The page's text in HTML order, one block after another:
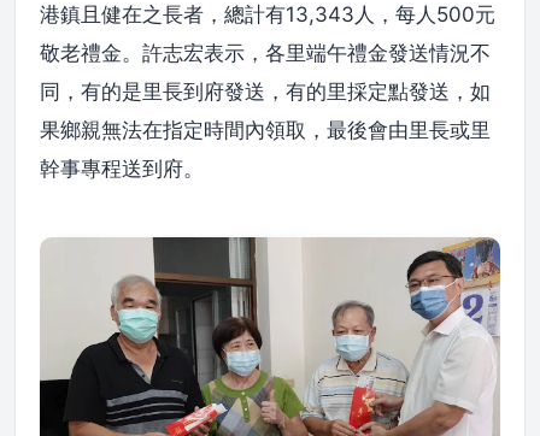
港鎮且健在之長者，總計有13,343人，每人500元
敬老禮金。許志宏表示，各里端午禮金發送情況不
同，有的是里長到府發送，有的里採定點發送，如
果鄉親無法在指定時間內領取，最後會由里長或里
幹事專程送到府。